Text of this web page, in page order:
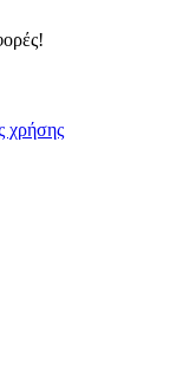
χρήσης